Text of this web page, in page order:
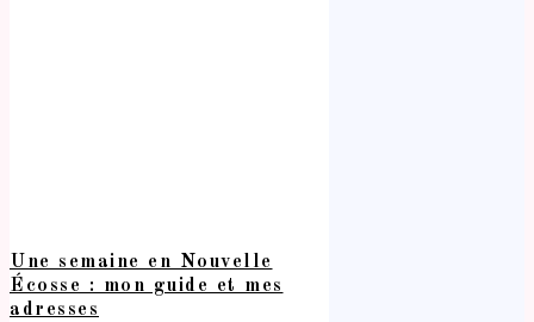
Une semaine en Nouvelle
Écosse : mon guide et mes
adresses